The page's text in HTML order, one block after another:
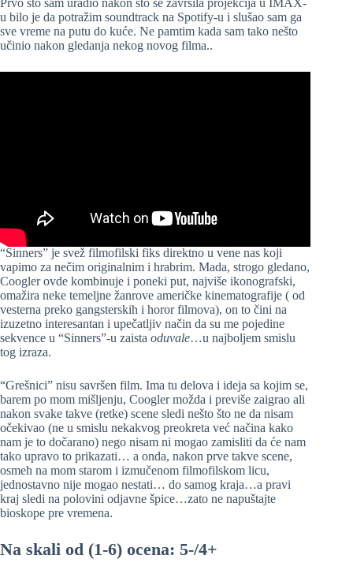
u bilo je da potražim soundtrack na Spotify-u i slušao sam ga
sve vreme na putu do kuće. Ne pamtim kada sam tako nešto
učinio nakon gledanja nekog novog filma..
“Sinners” je svež filmofilski fiks direktno u vene nas koji
vapimo za nečim originalnim i hrabrim. Mada, strogo gledano,
Coogler ovde kombinuje i poneki put, najviše ikonografski,
omažira neke temeljne žanrove američke kinematografije ( od
vesterna preko gangsterskih i horor filmova), on to čini na
izuzetno interesantan i upečatljiv način da su me pojedine
sekvence u “Sinners”-u zaista oduvale…u najboljem smislu
tog izraza.
“Grešnici” nisu savršen film. Ima tu delova i ideja sa kojim se,
barem po mom mišljenju, Coogler možda i previše zaigrao ali
nakon svake takve (retke) scene sledi nešto što ne da nisam
očekivao (ne u smislu nekakvog preokreta već načina kako
nam je to dočarano) nego nisam ni mogao zamisliti da će nam
tako upravo to prikazati… a onda, nakon prve takve scene,
osmeh na mom starom i izmučenom filmofilskom licu,
jednostavno nije mogao nestati… do samog kraja…a pravi
kraj sledi na polovini odjavne špice…zato ne napuštajte
bioskope pre vremena.
Na skali od (1-6) ocena: 5-/4+